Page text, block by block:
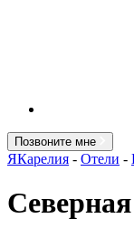
Позвоните мне
ЯКарелия - Отели -
Северная